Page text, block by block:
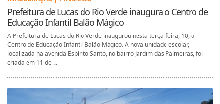
Prefeitura de Lucas do Rio Verde inaugura o Centro de
Educação Infantil Balão Mágico
A Prefeitura de Lucas do Rio Verde inaugurou nesta terça-feira, 10, o
Centro de Educação Infantil Balão Mágico. A nova unidade escolar,
localizada na avenida Espírito Santo, no bairro Jardim das Palmeiras, foi
criada em 11 de ...